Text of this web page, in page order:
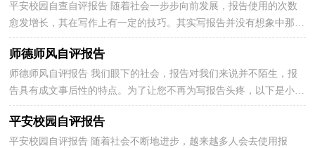
平安校园自查自评报告 随着社会一步步向前发展，报告使用的次数
愈发增长，其在写作上有一定的技巧。其实写报告并没有想象中那么
难，下面是小编帮大家整理的平安校园自查自评报告，...
师德师风自评报告
师德师风自评报告 我们眼下的社会，报告对我们来说并不陌生，报
告具有成文事后性的特点。为了让您不再为写报告头疼，以下是小编
帮大家整理的师德师风自评报告，欢迎阅读与收藏。 师...
平安校园自评报告
平安校园自评报告 随着社会不断地进步，越来越多人会去使用报